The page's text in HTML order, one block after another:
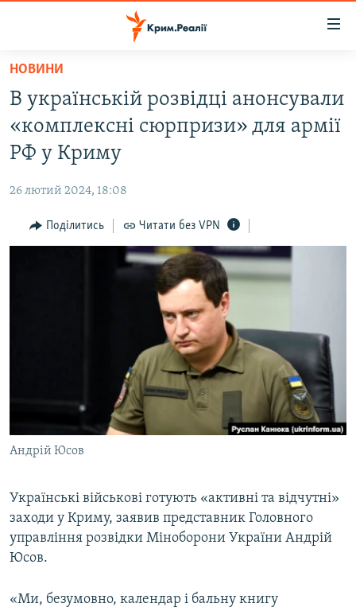
Перейти
основного
матеріалу
Перейти
до
основної
Перейти
до
ВОДА.КРИМ
ВІДЕО ТА ФОТО
БЛОГИ
ПОГЛЯД
ВІДЕОУРОКИ «ELIFBE»
СВІДЧЕННЯ ОКУПАЦІЇ
УКРАЇНСЬКА ПРОБЛЕМА КРИМУ
ІНФОГРАФІКА
ЯК ОБІЙТИ БЛОКУВАННЯ
ДОЛУЧАЙСЯ!
Усі сайти RFE/RL
НОВИНИ
В українській розвідці анонсували
«комплексні сюрпризи» для армії
РФ у Криму
26 лютий 2024, 18:08
Поділитись Читати без VPN
Андрій Юсов
Українські військові готують «активні та відчутні»
заходи у Криму, заявив представник Головного
управління розвідки Міноборони України Андрій
Юсов.
«Ми, безумовно, календар і бальну книгу